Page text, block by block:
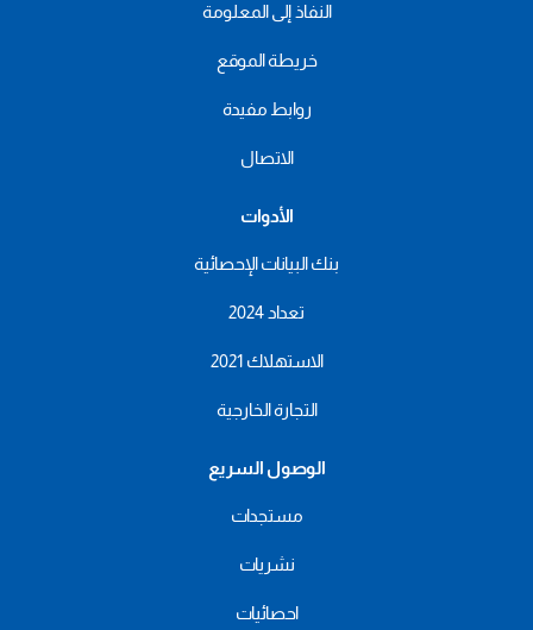
النفاذ إلى المعلومة
خريطة الموقع
روابط مفيدة
الاتصال
الأدوات
بنك البيانات الإحصائية
تعداد 2024
الاستهلاك 2021
التجارة الخارجية
الوصول السريع
مستجدات
نشريات
احصائيات